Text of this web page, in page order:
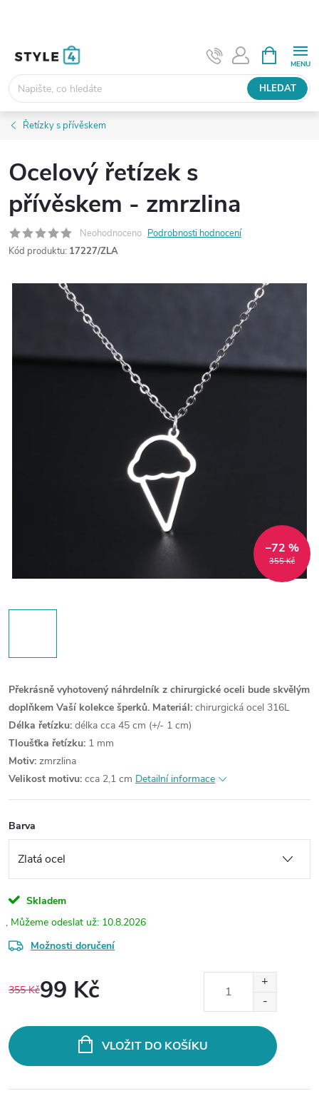
HLEDAT
NÁKUPNÍ
KOŠÍK
Řetízky s přívěskem
Ocelový řetízek s
přívěskem - zmrzlina
Neohodnoceno Podrobnosti hodnocení
Kód produktu: 17227/ZLA
355 Kč
–72 %
Překrásně vyhotovený náhrdelník z chirurgické oceli bude skvělým
doplňkem Vaší kolekce šperků. Materiál: chirurgická ocel 316L
Délka řetízku: délka cca 45 cm (+/- 1 cm)
Tloušťka řetízku: 1 mm
Motiv: zmrzlina
Velikost motivu: cca 2,1 cm Detailní informace
Barva
Skladem
10.8.2026
Možnosti doručení
355 Kč99 Kč
VLOŽIT DO KOŠÍKU